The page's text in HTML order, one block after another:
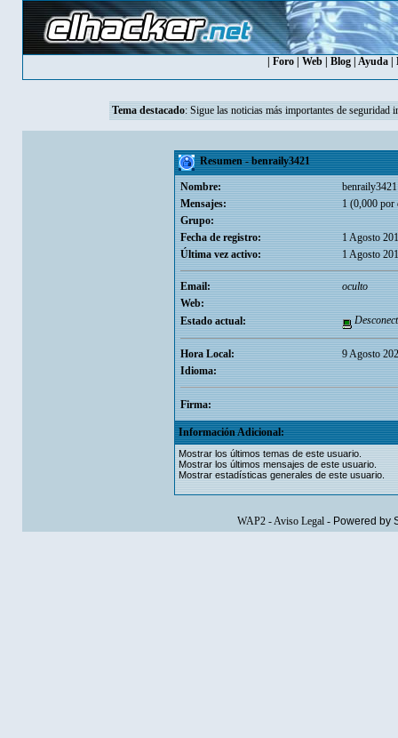
Foro Web Blog Ayuda
Tema destacado: Sigue las noticias más importantes de seguridad
Resumen - benraily3421
Nombre:
benraily3421
Mensajes:
1 (0,000 por
Grupo:
Fecha de registro:
1 Agosto
Última vez activo:
1 Agosto
Email:
oculto
Web:
Estado actual:
Hora Local:
9 Agosto
Idioma:
Firma:
Información Adicional:
Mostrar los últimos temas de este usuario.
Mostrar los últimos mensajes de este usuario.
Mostrar estadísticas generales de este usuario.
WAP2-Aviso Legal- Powered by